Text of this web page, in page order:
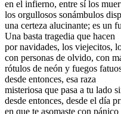
en el infierno, entre sí los
los orgullosos sonámbulos
una certeza alucinante; es un
Una basta tragedia que hacen
por navidades, los viejecitos,
con personas de olvido, con
rótulos de neón y fuegos
desde entonces, esa raza
misteriosa que pasa a tu lado
desde entonces, desde el día
en que te asomaste con